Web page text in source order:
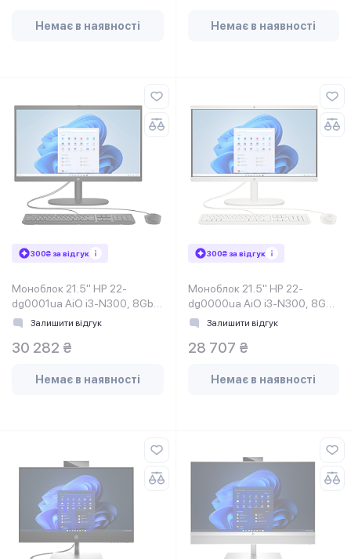
Немає в наявності Немає в наявності
300₴ за відгук
Моноблок 21.5" HP 22-
dg0001ua AiO i3-N300, 8Gb,
SSD512Gb, WiFi, Cam, K&M,
Залишити відгук
30 282 ₴
Немає в наявності
300₴ за відгук
Моноблок 21.5" HP 22-
dg0000ua AiO i3-N300, 8Gb,
SSD512Gb, WiFi, Cam, K&M,
Залишити відгук
28 707 ₴
Немає в наявності